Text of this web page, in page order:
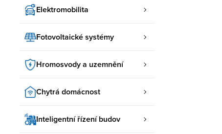
Elektromobilita
Fotovoltaické systémy
Hromosvody a uzemnění
Chytrá domácnost
Inteligentní řízení budov